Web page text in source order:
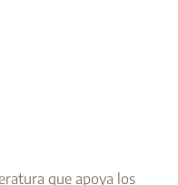
que apoya los